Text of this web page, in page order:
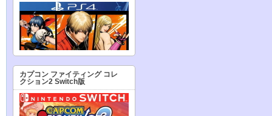
カプコン ファイティング コレ
クション2 Switch版